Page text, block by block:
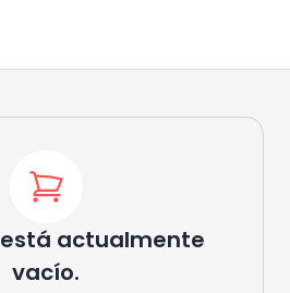
actualmente
vacío.